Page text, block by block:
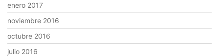
enero 2017
noviembre 2016
octubre 2016
julio 2016